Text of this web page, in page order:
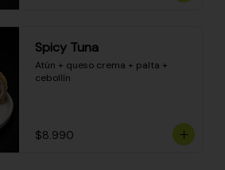
Spicy Tuna
Atún + queso crema + palta +
cebollín
$8.990